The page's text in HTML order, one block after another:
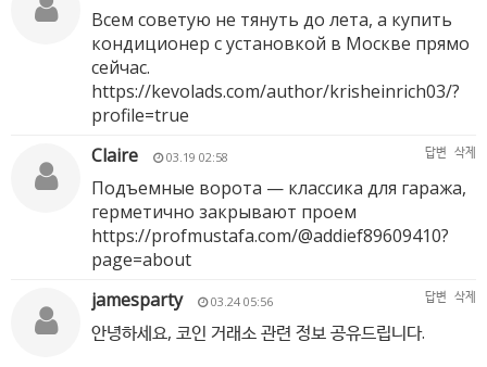
Всем советую не тянуть до лета, а купить
кондиционер с установкой в Москве прямо
сейчас.
https://kevolads.com/author/krisheinrich03/?
profile=true
Claire
03.19 02:58 답변 삭제
Подъемные ворота — классика для гаража,
герметично закрывают проем
https://profmustafa.com/@addief89609410?
page=about
jamesparty
03.24 05:56 답변 삭제
안녕하세요, 코인 거래소 관련 정보 공유드립니다.